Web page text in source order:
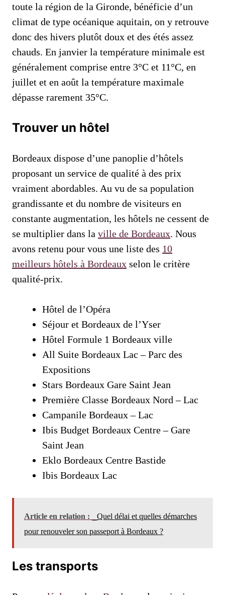
toute la région de la Gironde, bénéficie d’un
climat de type océanique aquitain, on y retrouve
donc des hivers plutôt doux et des étés assez
chauds. En janvier la température minimale est
généralement comprise entre 3°C et 11°C, en
juillet et en août la température maximale
dépasse rarement 35°C.
Trouver un hôtel
Bordeaux dispose d’une panoplie d’hôtels
proposant un service de qualité à des prix
vraiment abordables. Au vu de sa population
grandissante et du nombre de visiteurs en
constante augmentation, les hôtels ne cessent de
se multiplier dans la ville de Bordeaux. Nous
avons retenu pour vous une liste des 10
meilleurs hôtels à Bordeaux selon le critère
qualité-prix.
Hôtel de l’Opéra
Séjour et Bordeaux de l’Yser
Hôtel Formule 1 Bordeaux ville
All Suite Bordeaux Lac – Parc des
Expositions
Stars Bordeaux Gare Saint Jean
Première Classe Bordeaux Nord – Lac
Campanile Bordeaux – Lac
Ibis Budget Bordeaux Centre – Gare
Saint Jean
Eklo Bordeaux Centre Bastide
Ibis Bordeaux Lac
Article en relation :
Quel délai et quelles démarches
pour renouveler son passeport à Bordeaux ?
Les transports